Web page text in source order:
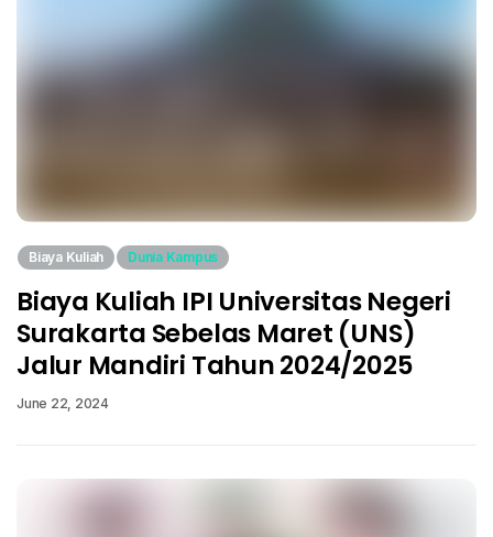
Biaya Kuliah Dunia Kampus
Biaya Kuliah IPI Universitas Negeri
Surakarta Sebelas Maret (UNS)
Jalur Mandiri Tahun 2024/2025
June 22, 2024